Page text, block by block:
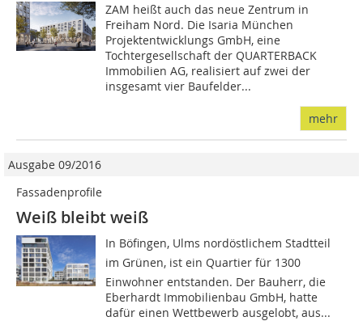
ZAM heißt auch das neue Zentrum in
Freiham Nord. Die Isaria München
Projektentwicklungs GmbH, eine
Tochtergesellschaft der QUARTERBACK
Immobilien AG, realisiert auf zwei der
insgesamt vier Baufelder...
mehr
Ausgabe 09/2016
Fassadenprofile
Weiß bleibt weiß
In Böfingen, Ulms nordöstlichem Stadtteil
im Grünen, ist ein Quartier für 1300
Einwohner entstanden. Der Bauherr, die
Eberhardt Immobilienbau GmbH, hatte
dafür einen Wettbewerb ausgelobt, aus...